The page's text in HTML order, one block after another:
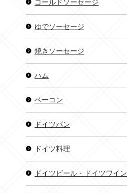
コールドソーセージ
ゆでソーセージ
焼きソーセージ
ハム
ベーコン
ドイツパン
ドイツ料理
ドイツビール・ドイツワイン